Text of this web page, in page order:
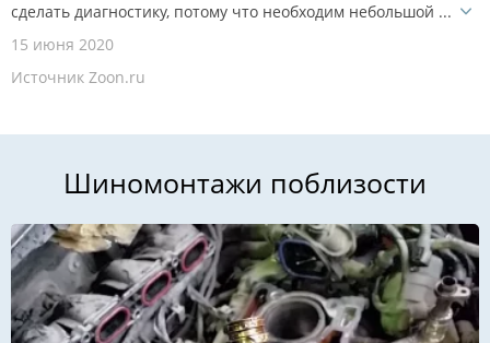
сделать диагностику, потому что необходим небольшой ...
15 июня 2020
Источник Zoon.ru
Шиномонтажи поблизости